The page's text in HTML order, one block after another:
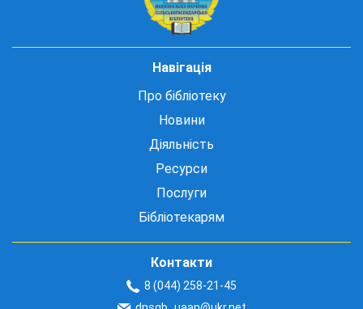
Навігація
Про бібліотеку
Новини
Діяльність
Ресурси
Послуги
Бібліотекарям
Контакти
8 (044) 258-21-45